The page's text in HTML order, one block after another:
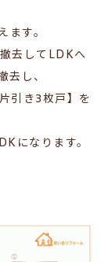
す。
去してLDKへ
し、
引き3枚戸】を
になります。